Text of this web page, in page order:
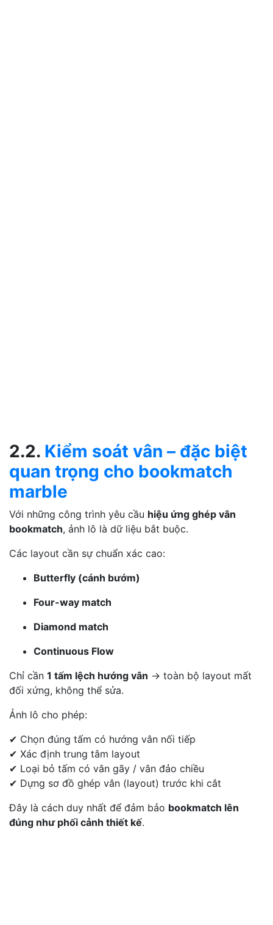
2.2. Kiểm soát vân – đặc biệt
quan trọng cho bookmatch
marble
Với những công trình yêu cầu hiệu ứng ghép vân
bookmatch, ảnh lô là dữ liệu bắt buộc.
Các layout cần sự chuẩn xác cao:
Butterfly (cánh bướm)
Four-way match
Diamond match
Continuous Flow
Chỉ cần 1 tấm lệch hướng vân → toàn bộ layout mất
đối xứng, không thể sửa.
Ảnh lô cho phép:
✔ Chọn đúng tấm có hướng vân nối tiếp
✔ Xác định trung tâm layout
✔ Loại bỏ tấm có vân gãy / vân đảo chiều
✔ Dựng sơ đồ ghép vân (layout) trước khi cắt
Đây là cách duy nhất để đảm bảo bookmatch lên
đúng như phối cảnh thiết kế.